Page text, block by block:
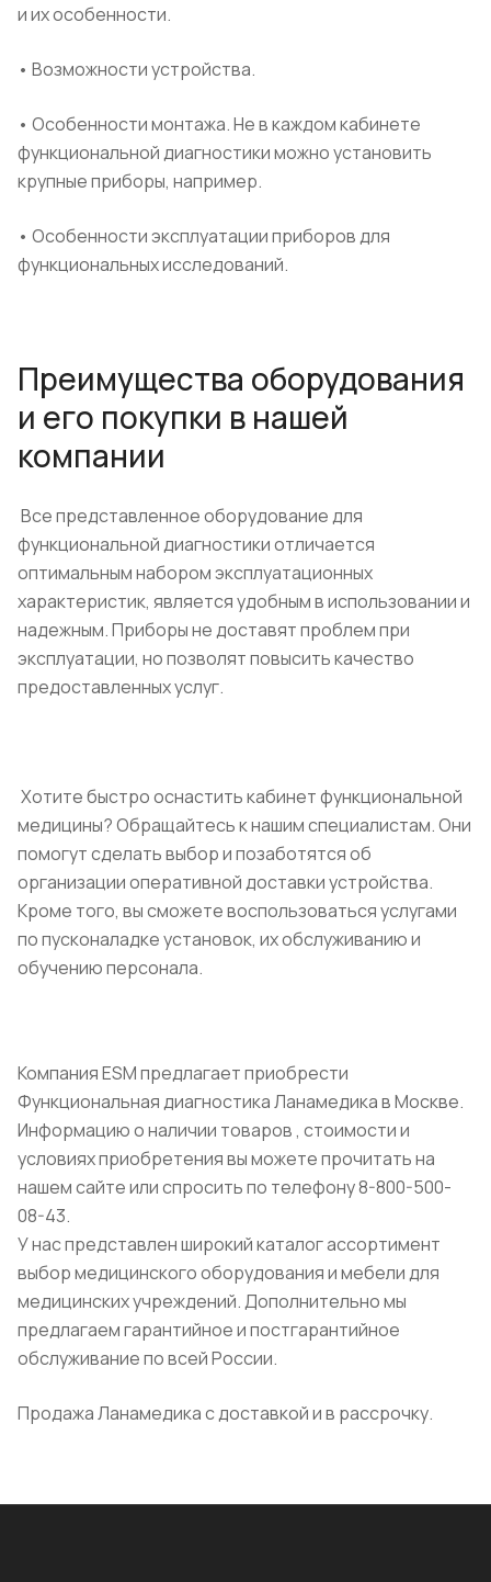
и их особенности.
• Возможности устройства.
• Особенности монтажа.Не в каждом кабинете
функциональной диагностики можно установить
крупные приборы, например.
• Особенности эксплуатации приборов для
функциональных исследований.
Преимущества оборудования
и его покупки в нашей
компании
Все представленное оборудование для
функциональной диагностики отличается
оптимальным набором эксплуатационных
характеристик, является удобным в использовании и
надежным. Приборы не доставят проблем при
эксплуатации, но позволят повысить качество
предоставленных услуг.
Хотите быстро оснастить кабинет функциональной
медицины? Обращайтесь к нашим специалистам. Они
помогут сделать выбор и позаботятся об
организации оперативной доставки устройства.
Кроме того, вы сможете воспользоваться услугами
по пусконаладке установок, их обслуживанию и
обучению персонала.
Компания ESM предлагает приобрести
Функциональная диагностика Ланамедика в Москве.
Информацию о наличии товаров , стоимости и
условиях приобретения вы можете прочитать на
нашем сайте или спросить по телефону 8-800-500-
08-43.
У нас представлен широкий каталог ассортимент
выбор медицинского оборудования и мебели для
медицинских учреждений. Дополнительно мы
предлагаем гарантийное и постгарантийное
обслуживание по всей России.
Продажа Ланамедика с доставкой и в рассрочку.